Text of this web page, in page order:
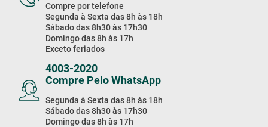
Compre por telefone
Segunda à Sexta das 8h às 18h
Sábado das 8h30 às 17h30
Domingo das 8h às 17h
Exceto feriados
4003-2020
Compre Pelo WhatsApp
Segunda à Sexta das 8h às 18h
Sábado das 8h30 às 17h30
Domingo das 8h às 17h